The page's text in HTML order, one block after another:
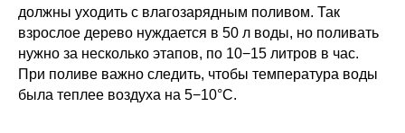
должны уходить с влагозарядным поливом. Так
взрослое дерево нуждается в 50 л воды, но поливать
нужно за несколько этапов, по 10−15 литров в час.
При поливе важно следить, чтобы температура воды
была теплее воздуха на 5−10°С.